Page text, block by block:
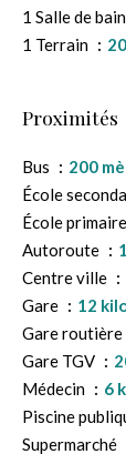
1 Salle de
1 Terrain
Proximités
Bus
200
École
École primaire
Autoroute
Centre ville
Gare
12
Gare routière
Gare TGV
Médecin
6
Piscine
Supermarché